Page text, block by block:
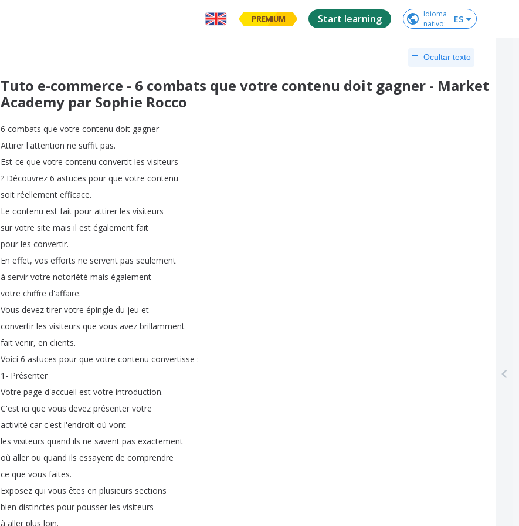
PREMIUM Start learning
Idioma
nativo: ES
Ocultar texto
Tuto e-commerce - 6 combats que votre contenu doit gagner - Market
Academy par Sophie Rocco
6 combats que votre contenu doit gagner
Attirer l'attention ne suffit pas.
Est-ce que votre contenu convertit les visiteurs
? Découvrez 6 astuces pour que votre contenu
soit réellement efficace.
Le contenu est fait pour attirer les visiteurs
sur votre site mais il est également fait
pour les convertir.
En effet, vos efforts ne servent pas seulement
à servir votre notoriété mais également
votre chiffre d'affaire.
Vous devez tirer votre épingle du jeu et
convertir les visiteurs que vous avez brillamment
fait venir, en clients.
Voici 6 astuces pour que votre contenu convertisse :
1- Présenter
Votre page d'accueil est votre introduction.
C'est ici que vous devez présenter votre
activité car c'est l'endroit où vont
les visiteurs quand ils ne savent pas exactement
où aller ou quand ils essayent de comprendre
ce que vous faites.
Exposez qui vous êtes en plusieurs sections
bien distinctes pour pousser les visiteurs
à aller plus loin.